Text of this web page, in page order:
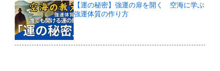
【運の秘密】強運の扉を開く 空海に学ぶ
強運体質の作り方